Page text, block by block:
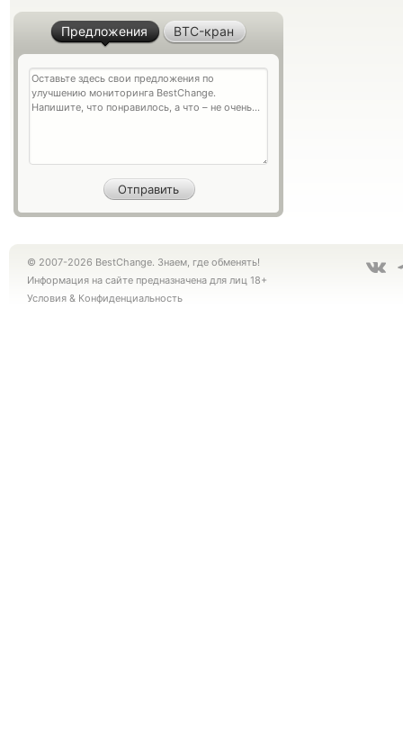
Предложения BTC-кран
© 2007-2026 BestChange. Знаем, где обменять!
Информация на сайте предназначена для лиц 18+
Условия & Конфиденциальность